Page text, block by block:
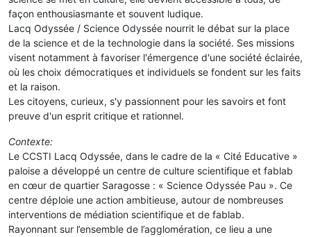
façon enthousiasmante et souvent ludique.
Lacq Odyssée / Science Odyssée nourrit le débat sur la place
de la science et de la technologie dans la société. Ses missions
visent notamment à favoriser l'émergence d'une société éclairée,
où les choix démocratiques et individuels se fondent sur les faits
et la raison.
Les citoyens, curieux, s'y passionnent pour les savoirs et font
preuve d'un esprit critique et rationnel.
Contexte:
Le CCSTI Lacq Odyssée, dans le cadre de la « Cité Educative »
paloise a développé un centre de culture scientifique et fablab
en cœur de quartier Saragosse : « Science Odyssée Pau ». Ce
centre déploie une action ambitieuse, autour de nombreuses
interventions de médiation scientifique et de fablab.
Rayonnant sur l’ensemble de l’agglomération, ce lieu a une